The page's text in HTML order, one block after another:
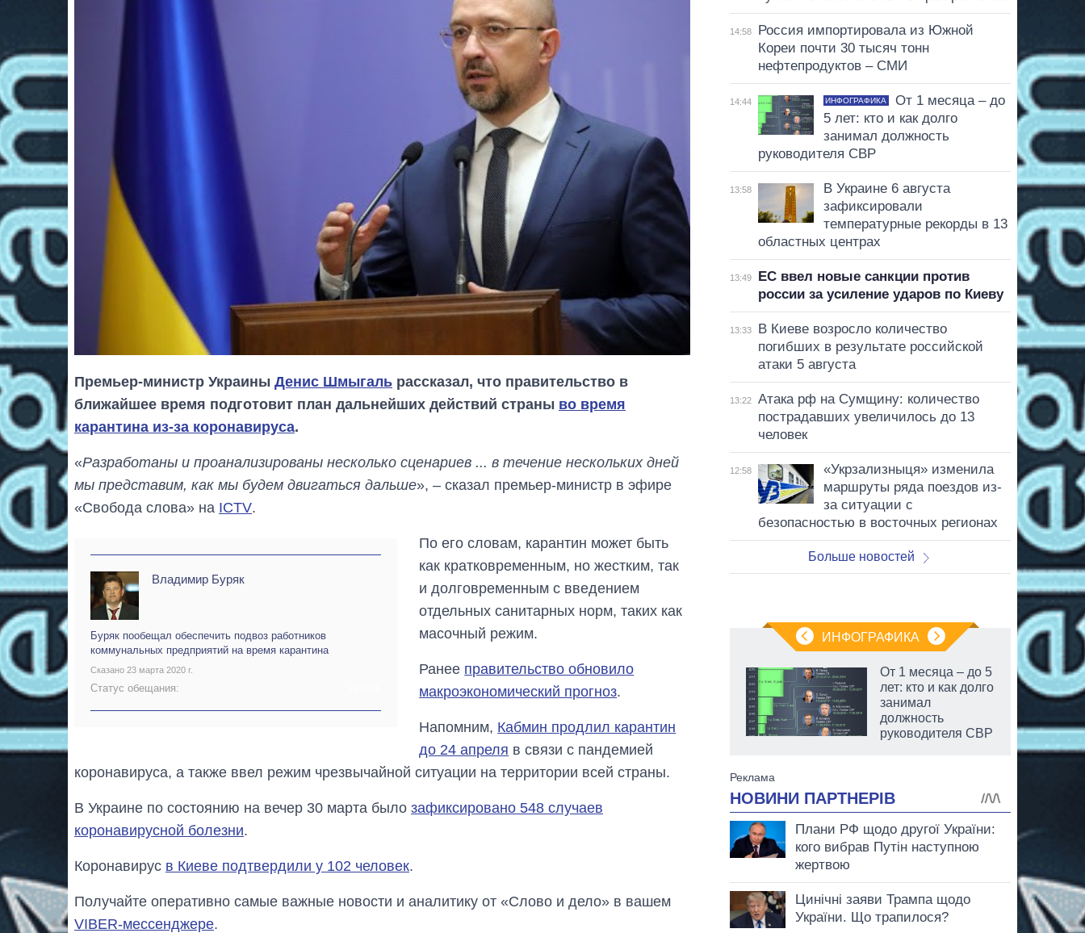
Премьер-министр Украины Денис Шмыгаль рассказал, что правительство в
ближайшее время подготовит план дальнейших действий страны во время
карантина из-за коронавируса.
«Разработаны и проанализированы несколько сценариев ... в течение нескольких дней
мы представим, как мы будем двигаться дальше», – сказал премьер-министр в эфире
«Свобода слова» на ICTV.
Владимир Буряк
Буряк пообещал обеспечить подвоз работников
коммунальных предприятий на время карантина
Сказано 23 марта 2020 г.
Статус обещания:
По его словам, карантин может быть
как кратковременным, но жестким, так
и долговременным с введением
отдельных санитарных норм, таких как
масочный режим.
Ранее правительство обновило
макроэкономический прогноз.
Напомним, Кабмин продлил карантин
до 24 апреля в связи с пандемией
коронавируса, а также ввел режим чрезвычайной ситуации на территории всей страны.
В Украине по состоянию на вечер 30 марта было зафиксировано 548 случаев
коронавирусной болезни.
Коронавирус в Киеве подтвердили у 102 человек.
Получайте оперативно самые важные новости и аналитику от «Слово и дело» в вашем
VIBER-мессенджере.
14:58
Россия импортировала из Южной
Кореи почти 30 тысяч тонн
нефтепродуктов – СМИ
14:44 ИНФОГРАФИКА
От 1 месяца – до
5 лет: кто и как долго
занимал должность
руководителя СВР
13:58
В Украине 6 августа
зафиксировали
температурные рекорды в 13
областных центрах
13:49
ЕС ввел новые санкции против
россии за усиление ударов по Киеву
13:33
В Киеве возросло количество
погибших в результате российской
атаки 5 августа
13:22
Атака рф на Сумщину: количество
пострадавших увеличилось до 13
человек
12:58
«Укрзализныця» изменила
маршруты ряда поездов из-
за ситуации с
безопасностью в восточных регионах
Больше новостей
ИНФОГРАФИКА
Как изменился
бюджет
Министерства
войны с россией
От 1 месяца – до 5
лет: кто и как долго
занимал
должность
руководителя СВР